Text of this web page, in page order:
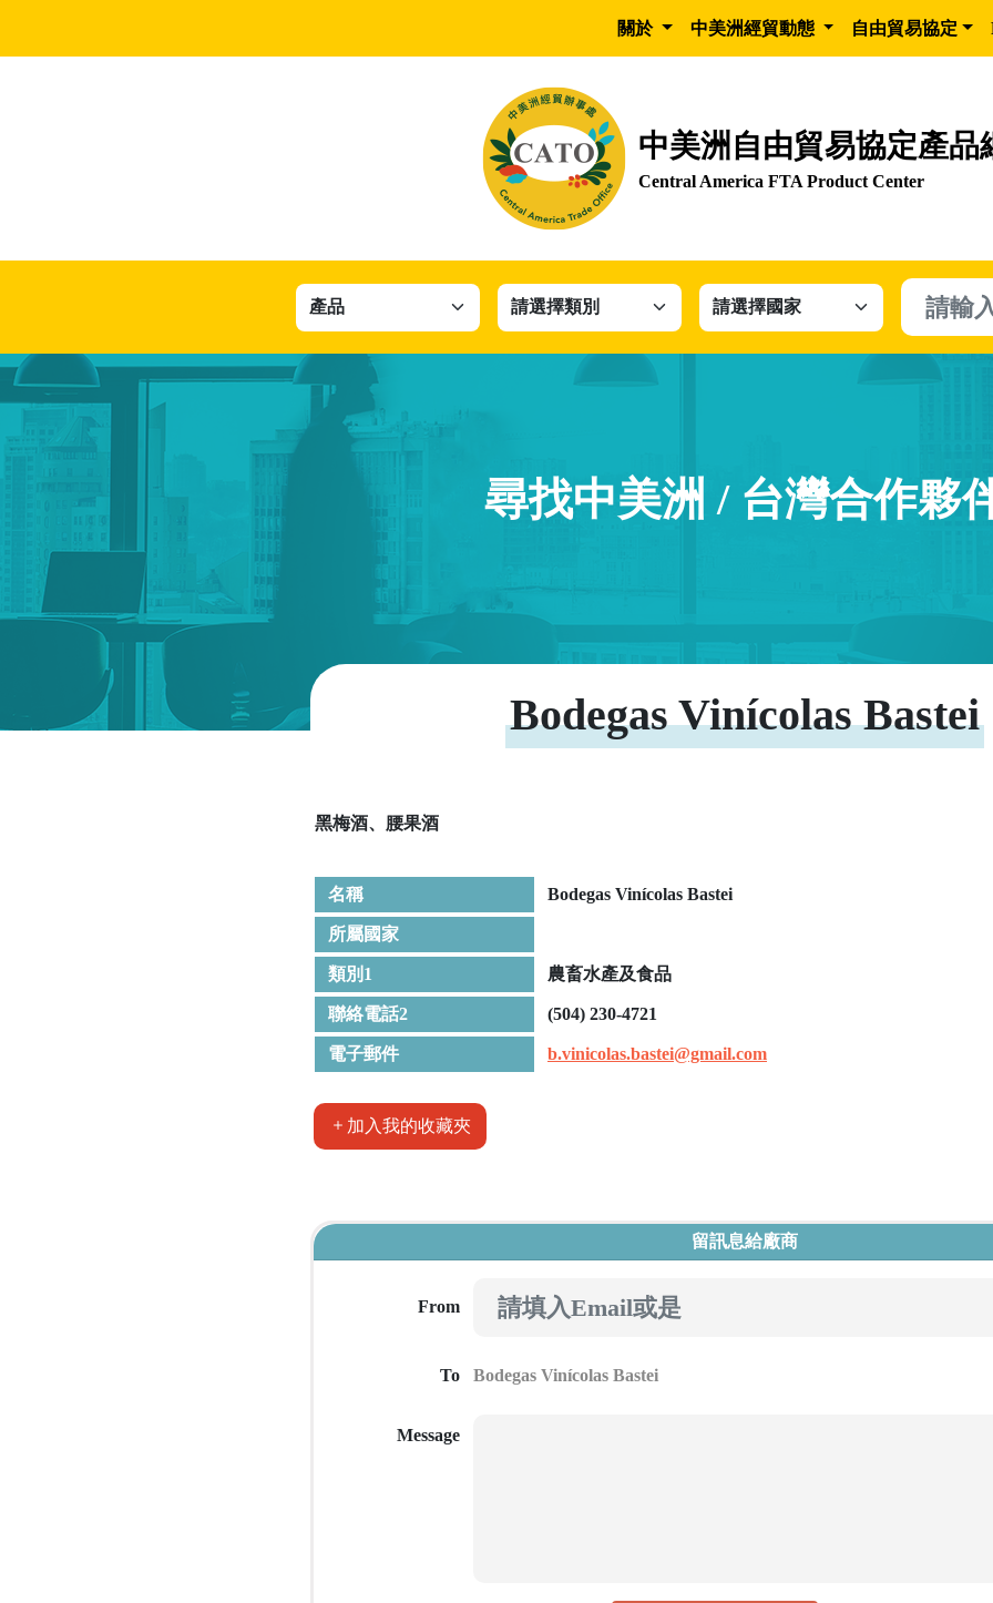
關於 中美洲經貿動態 自由貿易協定
中美洲自由貿易協定產品
Central America FTA Product Center
尋找中美洲 / 台灣合作夥
Bodegas Vinícolas Bastei
黑梅酒、腰果酒
名稱 Bodegas Vinícolas Bastei
所屬國家
類別1 農畜水產及食品
聯絡電話2 (504) 230-4721
電子郵件 b.vinicolas.bastei@gmail.com
加入我的收藏夾
留訊息給廠商
From
To
Message